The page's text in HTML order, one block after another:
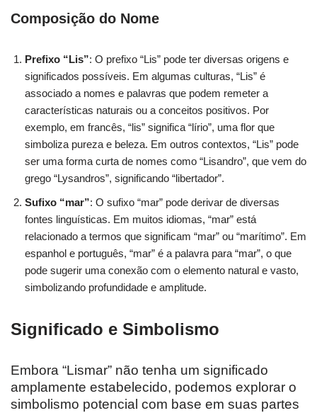
Composição do Nome
Prefixo “Lis”: O prefixo “Lis” pode ter diversas origens e
significados possíveis. Em algumas culturas, “Lis” é
associado a nomes e palavras que podem remeter a
características naturais ou a conceitos positivos. Por
exemplo, em francês, “lis” significa “lírio”, uma flor que
simboliza pureza e beleza. Em outros contextos, “Lis” pode
ser uma forma curta de nomes como “Lisandro”, que vem do
grego “Lysandros”, significando “libertador”.
Sufixo “mar”: O sufixo “mar” pode derivar de diversas
fontes linguísticas. Em muitos idiomas, “mar” está
relacionado a termos que significam “mar” ou “marítimo”. Em
espanhol e português, “mar” é a palavra para “mar”, o que
pode sugerir uma conexão com o elemento natural e vasto,
simbolizando profundidade e amplitude.
Significado e Simbolismo
Embora “Lismar” não tenha um significado
amplamente estabelecido, podemos explorar o
simbolismo potencial com base em suas partes